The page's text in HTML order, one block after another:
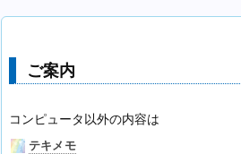
ご案内
コンピュータ以外の内容は